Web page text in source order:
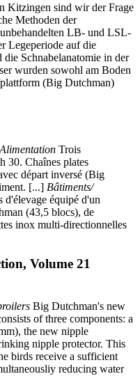
Kitzingen sind wir der Frage
Methoden der
LB- und LSL-
Legeperiode auf die
Schnabelanatomie in der
wurden sowohl am Boden
(Big Dutchman)
Alimentation Trois
30. Chaînes plates
départ inversé (Big
[...] Bâtiments/
d'élevage équipé d'un
(43,5 blocs), de
inox multi-directionnelles
Volume 21
Big Dutchman's new
of three components: a
the new nipple
nipple protector. This
birds receive a sufficient
reducing water